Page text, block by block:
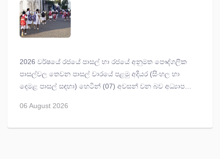
2026 වර්ෂයේ රජයේ පාසල් හා රජයේ අනුමත පෞද්ගලික
පාසල්වල තෙවන පාසල් වාරයේ පළමු අදියර (සිංහල හා
දෙමළ පාසල් සඳහා) හෙටින් (07) අවසන් වන බව අධ්‍යාපන
06 August 2026